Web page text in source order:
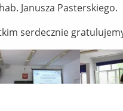
Janusza Pasterskiego.
serdecznie